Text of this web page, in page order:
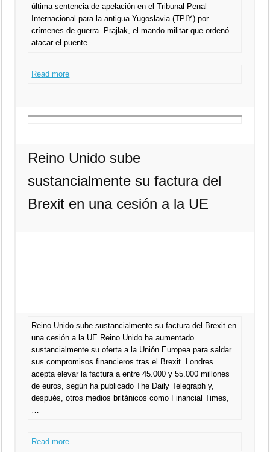
última sentencia de apelación en el Tribunal Penal
Internacional para la antigua Yugoslavia (TPIY) por
crímenes de guerra. Prajlak, el mando militar que ordenó
atacar el puente …
Read more
Reino Unido sube
sustancialmente su factura del
Brexit en una cesión a la UE
Reino Unido sube sustancialmente su factura del Brexit en
una cesión a la UE Reino Unido ha aumentado
sustancialmente su oferta a la Unión Europea para saldar
sus compromisos financieros tras el Brexit. Londres
acepta elevar la factura a entre 45.000 y 55.000 millones
de euros, según ha publicado The Daily Telegraph y,
después, otros medios británicos como Financial Times,
…
Read more